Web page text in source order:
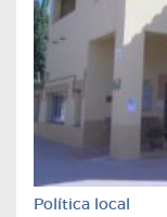
Política local